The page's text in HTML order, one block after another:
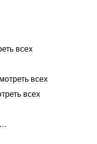
всех
всех
всех
…